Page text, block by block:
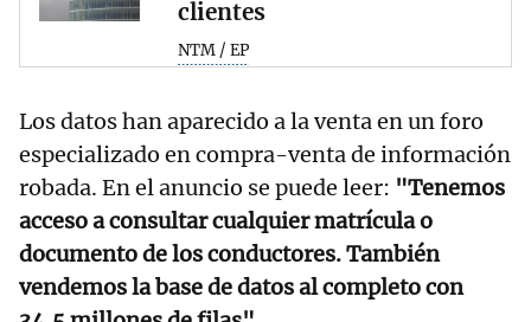
clientes
NTM / EP
Los datos han aparecido a la venta en un foro
especializado en compra-venta de información
robada. En el anuncio se puede leer: "Tenemos
acceso a consultar cualquier matrícula o
documento de los conductores. También
vendemos la base de datos al completo con